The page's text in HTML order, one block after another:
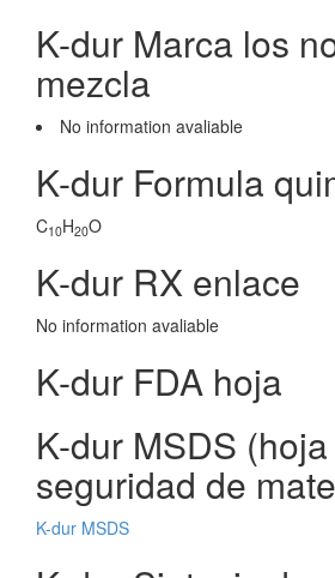
K-dur Marca los
mezcla
No information avaliable
K-dur Formula
C10H20O
K-dur RX enlace
No information avaliable
K-dur FDA hoja
K-dur MSDS
seguridad de
K-dur MSDS